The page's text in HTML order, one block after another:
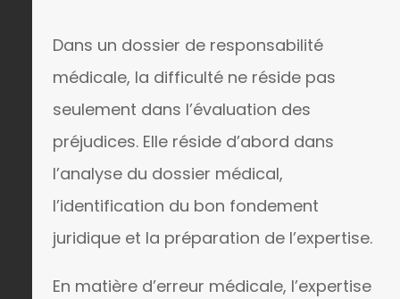
Dans un dossier de responsabilité
médicale, la difficulté ne réside pas
seulement dans l’évaluation des
préjudices. Elle réside d’abord dans
l’analyse du dossier médical,
l’identification du bon fondement
juridique et la préparation de l’expertise.
En matière d’erreur médicale, l’expertise